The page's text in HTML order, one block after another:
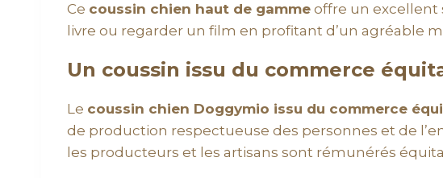
Ce coussin chien haut de gamme offre un excellent
livre ou regarder un film en profitant d’un agréable
Un coussin issu du commerce
Le coussin chien Doggymio issu du commerce
de production respectueuse des personnes et de
les producteurs et les artisans sont rémunérés